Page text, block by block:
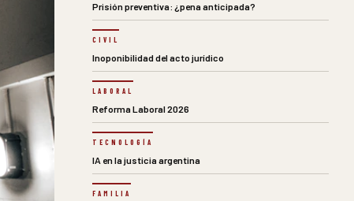
Prisión preventiva: ¿pena anticipada?
CIVIL
Inoponibilidad del acto jurídico
LABORAL
Reforma Laboral 2026
TECNOLOGÍA
IA en la justicia argentina
FAMILIA